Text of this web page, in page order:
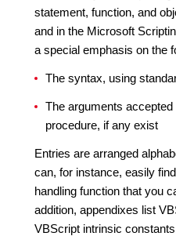
statement, function, and
and in the Microsoft
a special emphasis on the
The syntax, using
The arguments
procedure, if any exist
Entries are arranged
can, for instance, easily
handling function that you
addition, appendixes list
VBScript intrinsic